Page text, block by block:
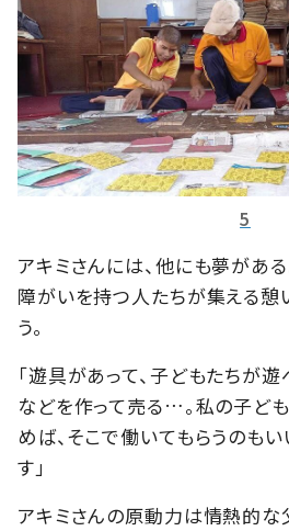
5
アキミさんには、他にも夢がある
障がいを持つ人たちが集える憩
う。
「遊具があって、子どもたちが
などを作って売る…。私の子ど
めば、そこで働いてもらうのも
す」
アキミさんの原動力は情熱的